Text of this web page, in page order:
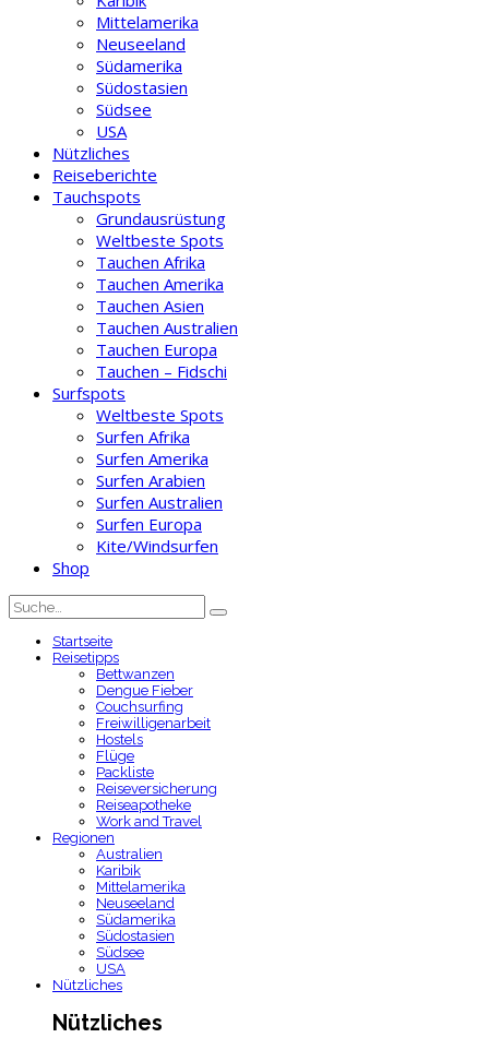
Mittelamerika
Neuseeland
Südamerika
Südostasien
Südsee
USA
Nützliches
Reiseberichte
Tauchspots
Grundausrüstung
Weltbeste Spots
Tauchen Afrika
Tauchen Amerika
Tauchen Asien
Tauchen Australien
Tauchen Europa
Tauchen – Fidschi
Surfspots
Weltbeste Spots
Surfen Afrika
Surfen Amerika
Surfen Arabien
Surfen Australien
Surfen Europa
Kite/Windsurfen
Shop
Startseite
Reisetipps
Bettwanzen
Dengue Fieber
Couchsurfing
Freiwilligenarbeit
Hostels
Flüge
Packliste
Reiseversicherung
Reiseapotheke
Work and Travel
Regionen
Australien
Karibik
Mittelamerika
Neuseeland
Südamerika
Südostasien
Südsee
USA
Nützliches
Nützliches